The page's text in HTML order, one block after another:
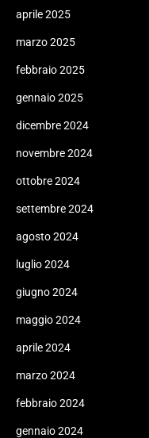
aprile 2025
marzo 2025
febbraio 2025
gennaio 2025
dicembre 2024
novembre 2024
ottobre 2024
settembre 2024
agosto 2024
luglio 2024
giugno 2024
maggio 2024
aprile 2024
marzo 2024
febbraio 2024
gennaio 2024